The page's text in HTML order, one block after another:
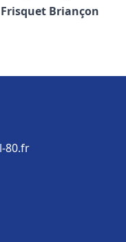
Briançon
80.fr